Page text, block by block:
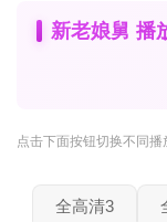
新老娘舅 播
点击下面按钮切换不同播
全高清3